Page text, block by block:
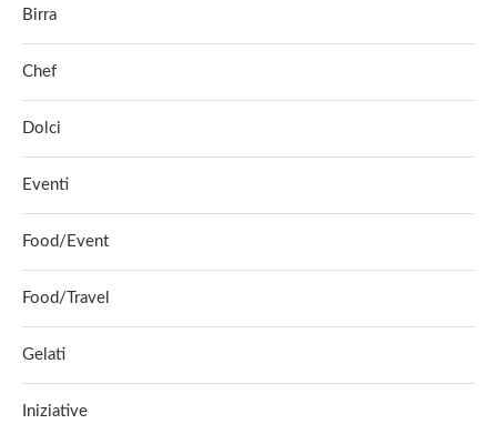
Birra
Chef
Dolci
Eventi
Food/Event
Food/Travel
Gelati
Iniziative